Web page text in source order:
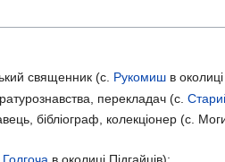
священник (с. Рукомиш в
перекладач (с.
бібліограф, колекціонер (с.